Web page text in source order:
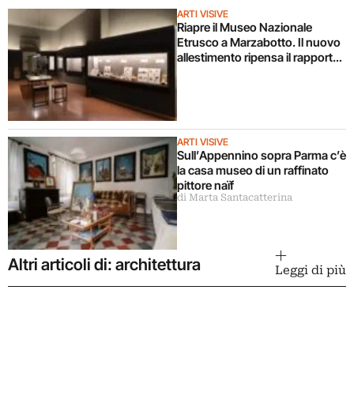
ARTI VISIVE
Riapre il Museo Nazionale
Etrusco a Marzabotto. Il nuovo
allestimento ripensa il rapporto
ARTI VISIVE
Sull’Appennino sopra Parma c’è
la casa museo di un raffinato
pittore naïf
di Marta Santacatterina
Altri articoli di: architettura Leggi di più